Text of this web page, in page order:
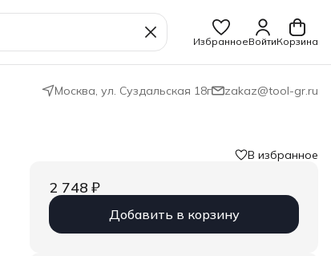
ИзбранноеВойтиКорзина
Москва, ул. Суздальская 18г zakaz@tool-gr.ru
В избранное
2 748 ₽
Добавить в корзину